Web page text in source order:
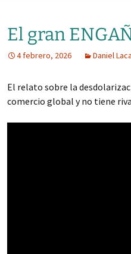
El gran
4 febrero, 2026 Daniel
El relato sobre la
comercio global y no tiene